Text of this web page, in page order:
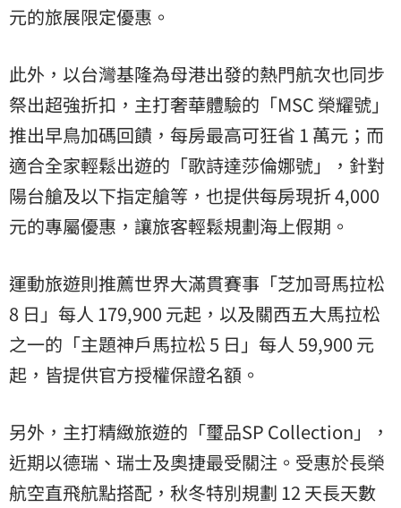
元的旅展限定優惠。
此外，以台灣基隆為母港出發的熱門航次也同步
祭出超強折扣，主打奢華體驗的「MSC 榮耀號」
推出早鳥加碼回饋，每房最高可狂省 1 萬元；而
適合全家輕鬆出遊的「歌詩達莎倫娜號」，針對
陽台艙及以下指定艙等，也提供每房現折 4,000
元的專屬優惠，讓旅客輕鬆規劃海上假期。
運動旅遊則推薦世界大滿貫賽事「芝加哥馬拉松
8 日」每人 179,900 元起，以及關西五大馬拉松
之一的「主題神戶馬拉松 5 日」每人 59,900 元
起，皆提供官方授權保證名額。
另外，主打精緻旅遊的「璽品SP Collection」，
近期以德瑞、瑞士及奧捷最受關注。受惠於長榮
航空直飛航點搭配，秋冬特別規劃 12 天長天數